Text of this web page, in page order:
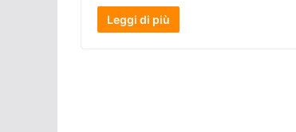
Leggi di più